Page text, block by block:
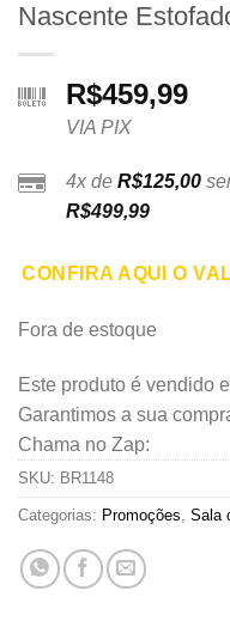
Nascente
R$459,99
VIA PIX
4x de R$125,00
R$499,99
CONFIRA AQUI O
Fora de estoque
Este produto é vendido
Garantimos a sua
Chama no Zap:
SKU: BR1148
Categorias: Promoções, Sala